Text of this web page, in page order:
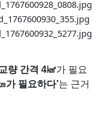
교량 간격 4㎢가 필요
가 필요하다’는 근거